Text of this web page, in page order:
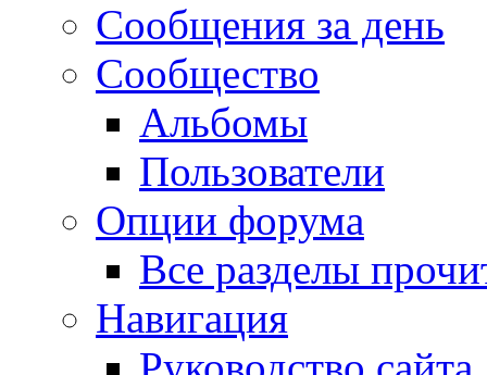
Сообщения за день
Сообщество
Альбомы
Пользователи
Опции форума
Все разделы
Навигация